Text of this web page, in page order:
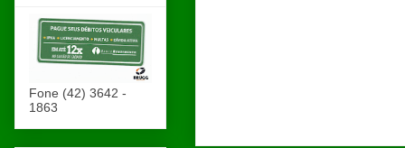
Fone (42) 3642 -
1863